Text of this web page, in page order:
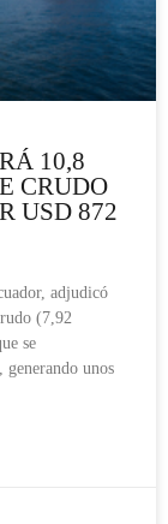
10,8
CRUDO
USD 872
adjudicó
(7,92
se
unos